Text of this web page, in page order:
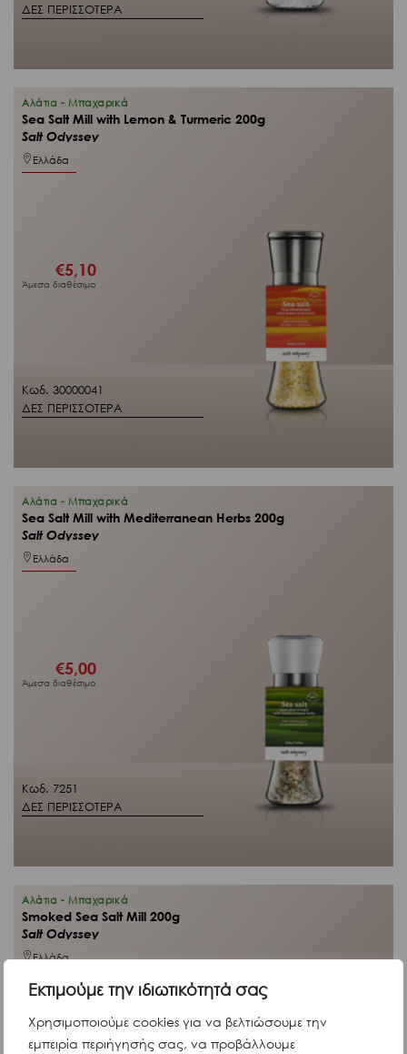
Εκτιμούμε την ιδιωτικότητά σας
Χρησιμοποιούμε cookies για να βελτιώσουμε την
εμπειρία περιήγησής σας, να προβάλλουμε
ΔΕΣ ΠΕΡΙΣΣΟΤΕΡΑ
Κωδ. 30000041
ΔΕΣ ΠΕΡΙΣΣΟΤΕΡΑ
Αλάτια - Μπαχαρικά
Sea Salt Mill with Lemon & Turmeric 200g
Salt Odyssey
Ελλάδα
€5,10
Άμεσα διαθέσιμο
Κωδ. 7251
ΔΕΣ ΠΕΡΙΣΣΟΤΕΡΑ
Αλάτια - Μπαχαρικά
Sea Salt Mill with Mediterranean Herbs 200g
Salt Odyssey
Ελλάδα
€5,00
Άμεσα διαθέσιμο
Αλάτια - Μπαχαρικά
Smoked Sea Salt Mill 200g
Salt Odyssey
Ελλάδα